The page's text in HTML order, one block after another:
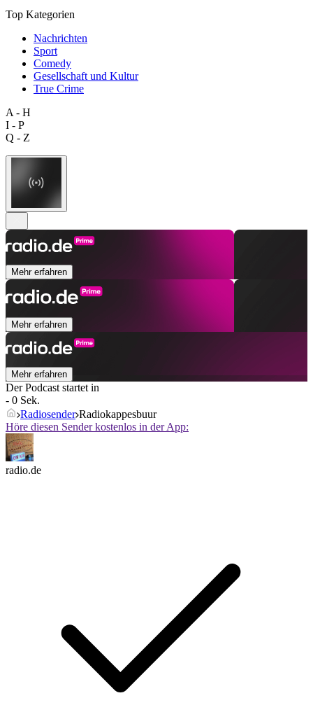
Top Kategorien
Nachrichten
Sport
Comedy
Gesellschaft und Kultur
True Crime
A - H
I - P
Q - Z
Mehr erfahren
Mehr erfahren
Mehr erfahren
Der Podcast startet in
- 0 Sek.
Radiosender Radiokappesbuur
Höre diesen Sender kostenlos in der App:
radio.de